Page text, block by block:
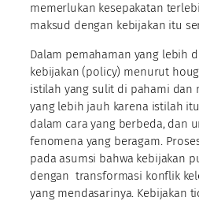
memerlukan kesepakatan
maksud dengan kebijakan itu
Dalam pemahaman yang lebih
kebijakan (policy) menurut
istilah yang sulit di pahami dan
yang lebih jauh karena istilah
dalam cara yang berbeda, dan
fenomena yang beragam.
pada asumsi bahwa kebijakan
dengan transformasi konflik
yang mendasarinya. Kebijakan